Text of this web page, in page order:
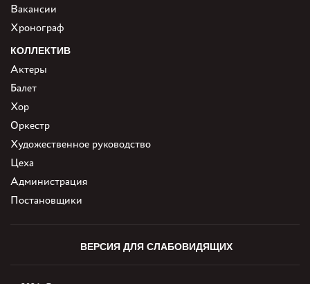
Вакансии
Хронограф
КОЛЛЕКТИВ
Актеры
Балет
Хор
Оркестр
Художественное руководство
Цеха
Администрация
Постановщики
ВЕРСИЯ ДЛЯ СЛАБОВИДЯЩИХ